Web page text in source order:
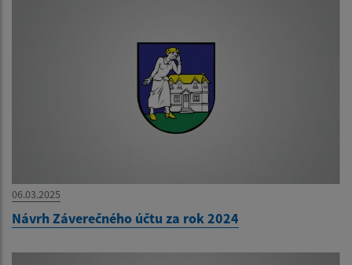
06.03.2025
Návrh Záverečného účtu za rok 2024